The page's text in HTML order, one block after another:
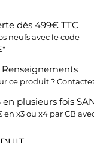
dès 499€ TTC
neufs avec le code
ce produit ?
plusieurs fois
en x3 ou x4 par CB